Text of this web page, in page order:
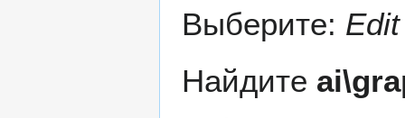
Выберите:
Найдите